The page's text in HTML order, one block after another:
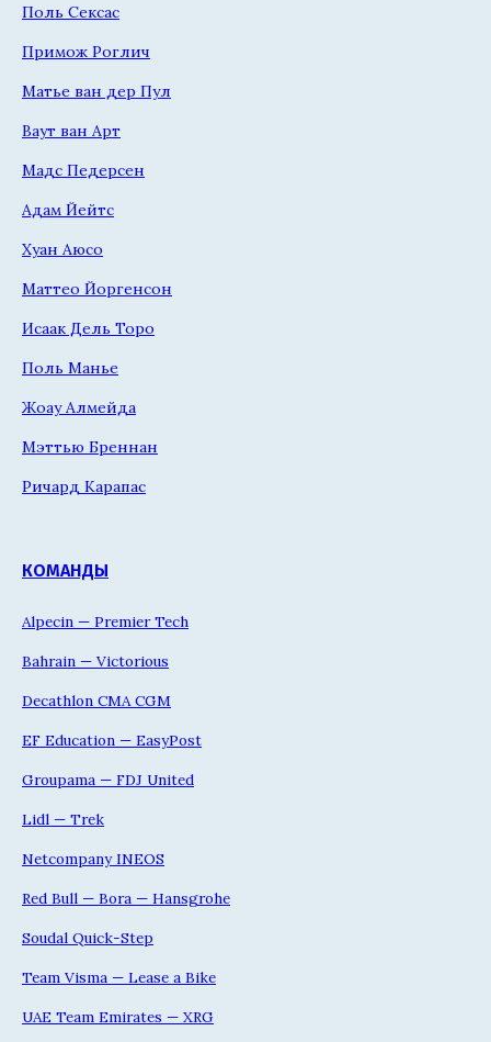
Поль Сексас
Примож Роглич
Матье ван дер Пул
Ваут ван Арт
Мадс Педерсен
Адам Йейтс
Хуан Аюсо
Маттео Йоргенсон
Исаак Дель Торо
Поль Манье
Жоау Алмейда
Мэттью Бреннан
Ричард Карапас
КОМАНДЫ
Alpecin — Premier Tech
Bahrain — Victorious
Decathlon CMA CGM
EF Education — EasyPost
Groupama — FDJ United
Lidl — Trek
Netcompany INEOS
Red Bull — Bora — Hansgrohe
Soudal Quick-Step
Team Visma — Lease a Bike
UAE Team Emirates — XRG